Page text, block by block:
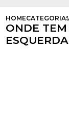
HOME
ONDE